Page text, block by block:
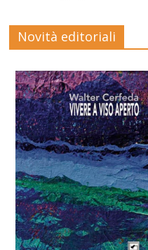
Novità editoriali